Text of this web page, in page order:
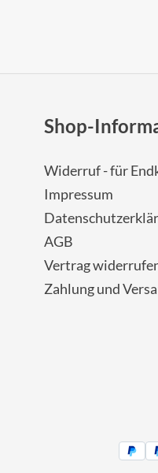
Shop-
Widerruf - für
Impressum
AGB
Vertrag
Zahlung und